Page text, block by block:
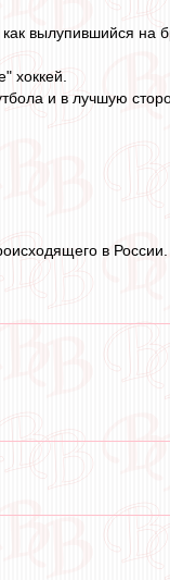
вылупившийся на
хоккей.
и в лучшую
в России.